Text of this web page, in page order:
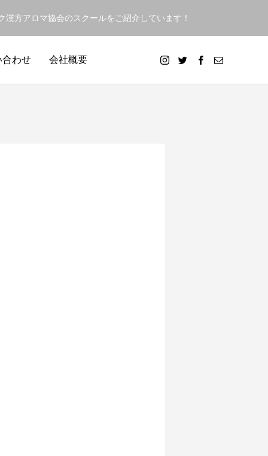
方アロマ協会のスクールをご紹介しています！
合わせ 会社概要